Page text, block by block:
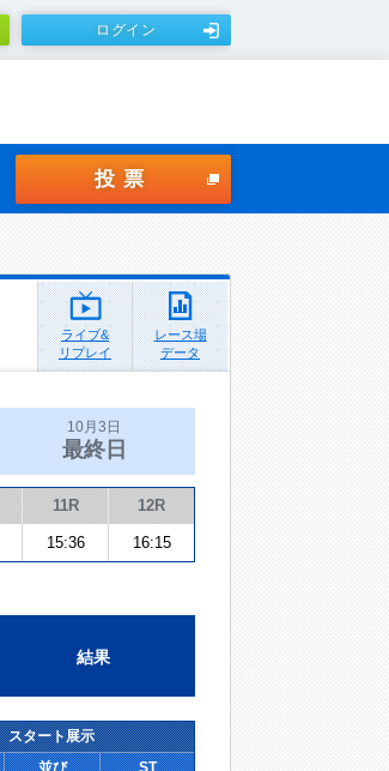
ログイン
投票
ライブ&
リプレイ
レース場
データ
10月3日
最終日
11R 12R
15:36 16:15
結果
スタート展示
並び ST